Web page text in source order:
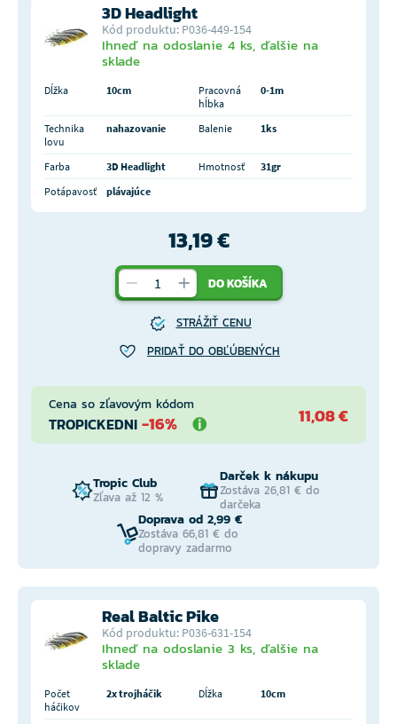
3D Headlight
Kód produktu: P036-449-154
Ihneď na odoslanie 4 ks, ďalšie na
sklade
Dĺžka 10cm
Pracovná
hĺbka
0-1m
Technika
lovu
nahazovanie Balenie 1ks
Farba 3D Headlight Hmotnosť
31gr
Potápavosť
plávajúce
13,19 €
DO KOŠÍKA
STRÁŽIŤ CENU
PRIDAŤ DO OBĽÚBENÝCH
Cena so zľavovým kódom
TROPICKEDNI -16% 11,08 €
Tropic Club
Zľava až 12 %
Darček k nákupu
Zostáva 26,81 € do
darčeka
Doprava od 2,99 €
Zostáva 66,81 € do
dopravy zadarmo
Real Baltic Pike
Kód produktu: P036-631-154
Ihneď na odoslanie 3 ks, ďalšie na
sklade
Počet
háčikov
2x trojháčik Dĺžka 10cm